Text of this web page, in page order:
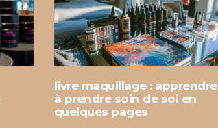
livre maquillage : apprendre
à prendre soin de soi en
quelques pages